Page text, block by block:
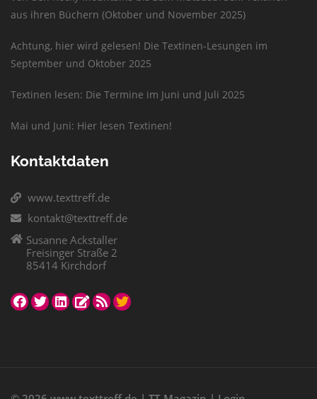
aus ihren Büchern (Oktober und November 2025)
Achtung, hier wird gelesen! Die Textinen-Lesungen im
September und Oktober 2025
Textinen lesen: Die Termine im Juni und Juli 2025
Mai und Juni: Hier lesen Textinen!
Kontaktdaten
www.texttreff.de
kontakt@texttreff.de
Susanne Ackstaller
Freisinger Straße 2
85414 Kirchdorf